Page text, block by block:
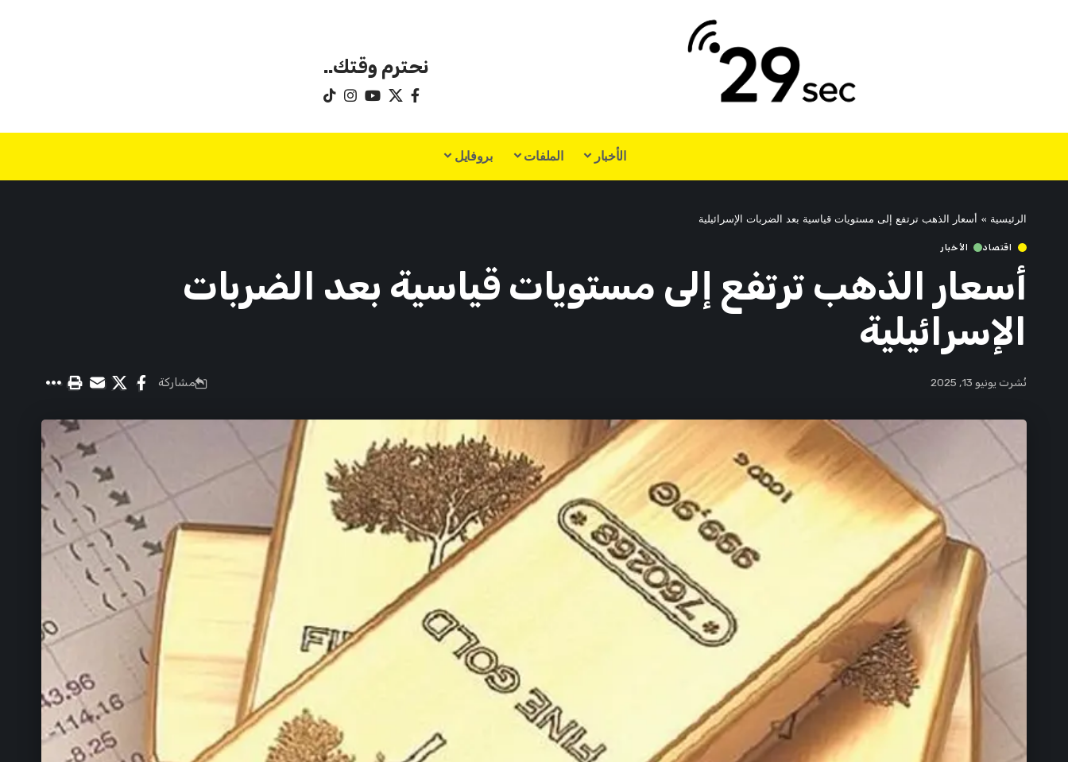
نحترم وقتك..
الأخبار الملفات بروفايل
الرئيسية » أسعار الذهب ترتفع إلى مستويات قياسية بعد الضربات الإسرائيلية
اقتصاد الأخبار
أسعار الذهب ترتفع إلى مستويات قياسية بعد الضربات
الإسرائيلية
نُشرت يونيو 13, 2025 مشاركة